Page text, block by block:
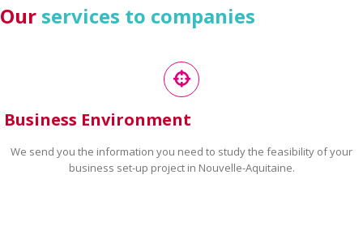
Our services to companies
Business Environment
We send you the information you need to study the feasibility of your
business set-up project in Nouvelle-Aquitaine.